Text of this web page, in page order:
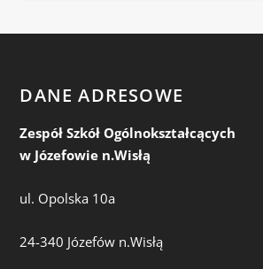
DANE ADRESOWE
Zespół Szkół Ogólnokształcących
w Józefowie n.Wisłą
ul. Opolska 10a
24-340 Józefów n.Wisłą